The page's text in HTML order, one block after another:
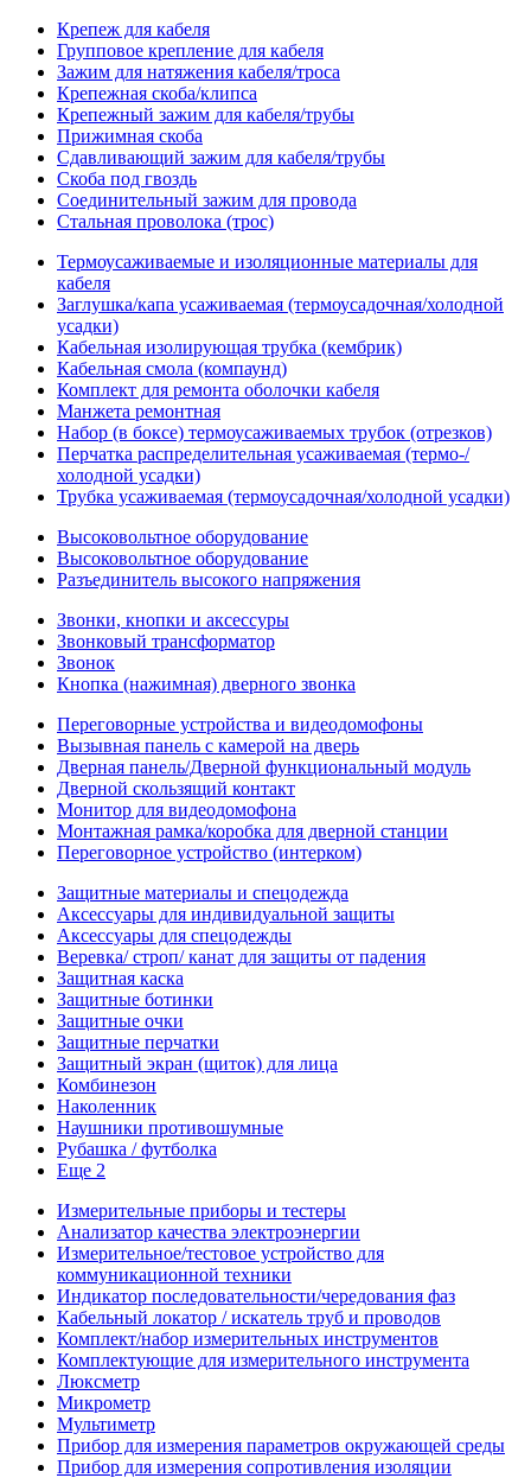
Крепеж для кабеля
Групповое крепление для кабеля
Зажим для натяжения кабеля/троса
Крепежная скоба/клипса
Крепежный зажим для кабеля/трубы
Прижимная скоба
Сдавливающий зажим для кабеля/трубы
Скоба под гвоздь
Соединительный зажим для провода
Стальная проволока (трос)
Термоусаживаемые и изоляционные материалы для
кабеля
Заглушка/капа усаживаемая (термоусадочная/холодной
усадки)
Кабельная изолирующая трубка (кембрик)
Кабельная смола (компаунд)
Комплект для ремонта оболочки кабеля
Манжета ремонтная
Набор (в боксе) термоусаживаемых трубок (отрезков)
Перчатка распределительная усаживаемая (термо-/
холодной усадки)
Трубка усаживаемая (термоусадочная/холодной усадки)
Высоковольтное оборудование
Высоковольтное оборудование
Разъединитель высокого напряжения
Звонки, кнопки и аксессуры
Звонковый трансформатор
Звонок
Кнопка (нажимная) дверного звонка
Переговорные устройства и видеодомофоны
Вызывная панель с камерой на дверь
Дверная панель/Дверной функциональный модуль
Дверной скользящий контакт
Монитор для видеодомофона
Монтажная рамка/коробка для дверной станции
Переговорное устройство (интерком)
Защитные материалы и спецодежда
Аксессуары для индивидуальной защиты
Аксессуары для спецодежды
Веревка/ строп/ канат для защиты от падения
Защитная каска
Защитные ботинки
Защитные очки
Защитные перчатки
Защитный экран (щиток) для лица
Комбинезон
Наколенник
Наушники противошумные
Рубашка / футболка
Еще 2
Измерительные приборы и тестеры
Анализатор качества электроэнергии
Измерительное/тестовое устройство для
коммуникационной техники
Индикатор последовательности/чередования фаз
Кабельный локатор / искатель труб и проводов
Комплект/набор измерительных инструментов
Комплектующие для измерительного инструмента
Люксметр
Микрометр
Мультиметр
Прибор для измерения параметров окружающей среды
Прибор для измерения сопротивления изоляции